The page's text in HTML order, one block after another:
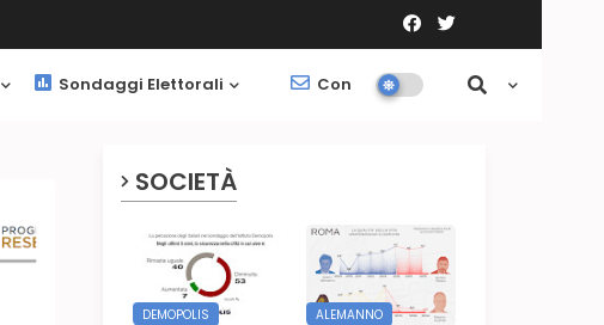
Sondaggi Elettorali Contatti Società
SOCIETÀ
DEMOPOLIS ALEMANNO